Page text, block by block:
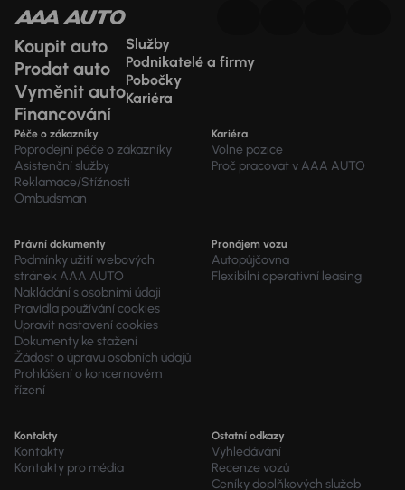
Koupit auto
Prodat auto
Vyměnit auto
Financování
Služby
Podnikatelé a firmy
Pobočky
Kariéra
Péče o zákazníky
Poprodejní péče o zákazníky
Asistenční služby
Reklamace/Stížnosti
Ombudsman
Kariéra
Volné pozice
Proč pracovat v AAA AUTO
Právní dokumenty
Podmínky užití webových
stránek AAA AUTO
Nakládání s osobními údaji
Pravidla používání cookies
Upravit nastavení cookies
Dokumenty ke stažení
Žádost o úpravu osobních údajů
Prohlášení o koncernovém
řízení
Pronájem vozu
Autopůjčovna
Flexibilní operativní leasing
Kontakty
Kontakty
Kontakty pro média
Ostatní odkazy
Vyhledávání
Recenze vozů
Ceníky doplňkových služeb